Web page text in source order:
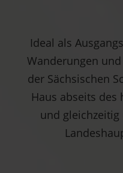
Ideal als
Wanderungen
der Sächsischen
Haus abseits des
und gleichzeitig